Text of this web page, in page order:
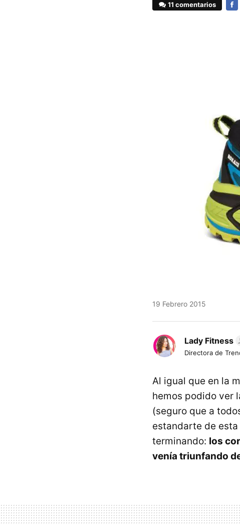
11 comentarios
19 Febrero 2015
Lady Fitness
Directora de
Al igual que en la
hemos podido ver
(seguro que a
estandarte de
terminando: los
venía triunfando